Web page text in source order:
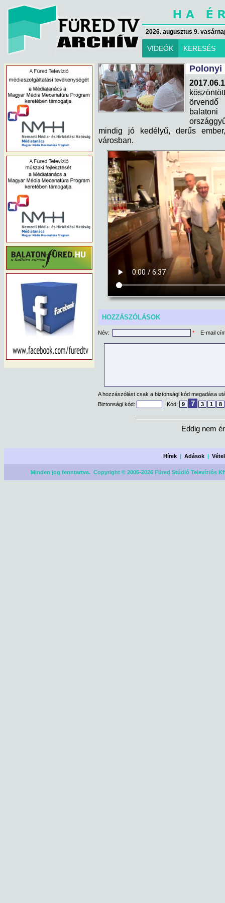
2026. augusztus 9.
VIDEÓK KERESÉS
Polonyi
örvendő
mindig jó kedélyű, derűs
városban.
HOZZÁSZÓLÁSOK
Név: * E-mail
A hozzászólást csak a biztonsági kód megadása
Biztonsági kód:
Kód: 9 7 3 1 8
Eddig nem
Hírek |Adások |
Minden jog fenntartva. Copyright © 2005-2026 Füred Stúdió Televíziós